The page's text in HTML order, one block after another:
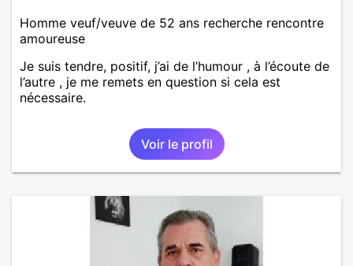
Homme veuf/veuve de 52 ans recherche rencontre
amoureuse
Je suis tendre, positif, j’ai de l’humour , à l’écoute de
l’autre , je me remets en question si cela est
nécessaire.
Voir le profil